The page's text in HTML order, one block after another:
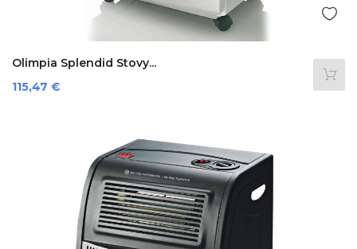
Olimpia Splendid Stovy...
Prezzo
115,47 €